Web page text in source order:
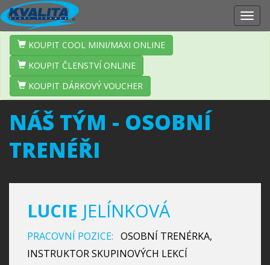
NÁŠ TÝM - OSOBNÍ
TRENÉŘI
LUCIE JELÍNKOVÁ
PRACOVNÍ POZICE: OSOBNÍ TRENÉRKA,
INSTRUKTOR SKUPINOVÝCH LEKCÍ
KOUPIT COOL MINI/MAXI ONLINE
KOUPIT ČLENSTVÍ ONLINE
KOUPIT DÁRKOVÝ VOUCHER